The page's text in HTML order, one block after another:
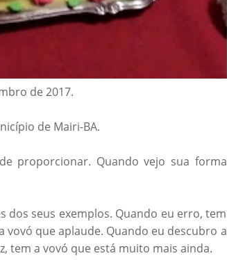
de 2017.
de Mairi-BA.
proporcionar. Quando vejo sua forma
dos seus exemplos. Quando eu erro, tem
que aplaude. Quando eu descubro a
tem a vovó que está muito mais ainda.